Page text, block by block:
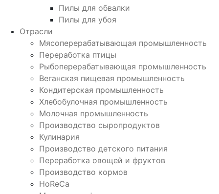
Пилы для обвалки
Пилы для убоя
Отрасли
Мясоперерабатывающая промышленность
Переработка птицы
Рыбоперерабатывающая промышленность
Веганская пищевая промышленность
Кондитерская промышленность
Хлебобулочная промышленность
Молочная промышленность
Производство сыропродуктов
Кулинария
Производство детского питания
Переработка овощей и фруктов
Производство кормов
HoReCa